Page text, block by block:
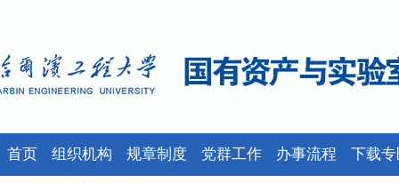
首页 组织机构 规章制度 党群工作 办事流程 下载